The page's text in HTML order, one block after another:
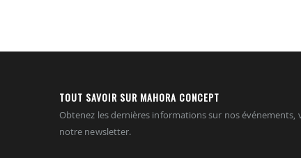
TOUT SAVOIR SUR MAHORA CONCEPT
Obtenez les dernières informations sur nos
notre newsletter.